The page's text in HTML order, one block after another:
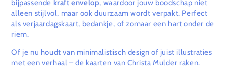
bijpassende kraft envelop, waardoor jouw boodschap niet
alleen stijlvol, maar ook duurzaam wordt verpakt. Perfect
als verjaardagskaart, bedankje, of zomaar een hart onder de
riem.
Of je nu houdt van minimalistisch design of juist illustraties
met een verhaal – de kaarten van Christa Mulder raken.